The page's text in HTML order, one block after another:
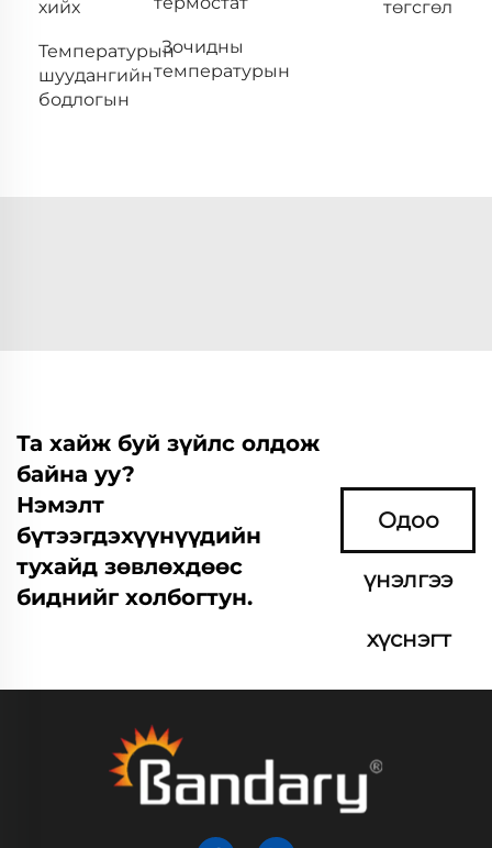
хийх
төгсгөл
Температурын
шуудангийн
бодлогын
Зочидны
температурын
Та хайж буй зүйлс олдож
байна уу?
Нэмэлт
бүтээгдэхүүнүүдийн
тухайд зөвлөхдөөс
биднийг холбогтун.
Одоо
үнэлгээ
хүснэгт